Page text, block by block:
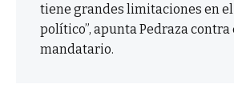
tiene grandes limitaciones en
político”, apunta Pedraza
mandatario.